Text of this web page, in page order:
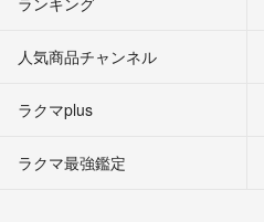
人気商品チャンネル
ラクマplus
ラクマ最強鑑定